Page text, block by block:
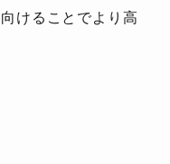
けることでより高